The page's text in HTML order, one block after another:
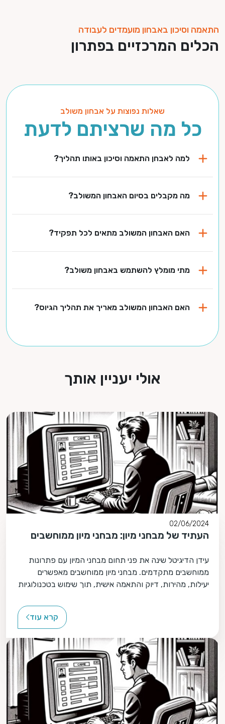
התאמה וסיכון באבחון מועמדים לעבודה
הכלים המרכזיים בפתרון
שאלות נפוצות על אבחון משולב
כל מה שרציתם לדעת
למה לאבחן התאמה וסיכון באותו תהליך?
מה מקבלים בסיום האבחון המשולב?
האם האבחון המשולב מתאים לכל תפקיד?
מתי מומלץ להשתמש באבחון משולב?
האם האבחון המשולב מאריך את תהליך הגיוס?
אולי יעניין אותך
02/06/2024
העתיד של מבחני מיון: מבחני מיון ממוחשבים
עידן הדיגיטל שינה את פני תחום מבחני המיון עם פתרונות
ממוחשבים מתקדמים. מבחני מיון ממוחשבים מאפשרים
יעילות, מהירות, דיוק והתאמה אישית, תוך שימוש בטכנולוגיות
קרא עוד